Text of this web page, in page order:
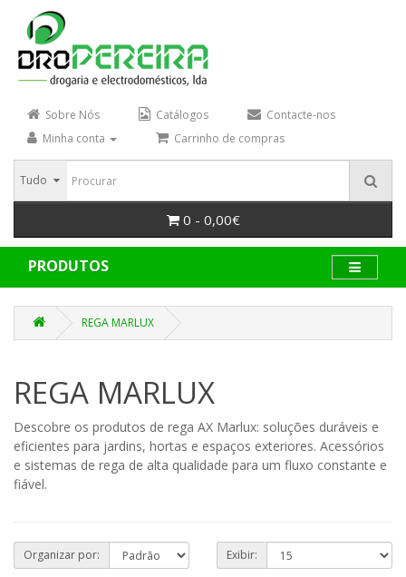
Sobre Nós Catálogos
Contacte-nos
Minha conta
Carrinho de compras
Tudo
0 - 0,00€
PRODUTOS
REGA MARLUX
REGA MARLUX
Descobre os produtos de rega AX Marlux: soluções duráveis e
eficientes para jardins, hortas e espaços exteriores. Acessórios
e sistemas de rega de alta qualidade para um fluxo constante e
fiável.
Organizar por: Exibir: